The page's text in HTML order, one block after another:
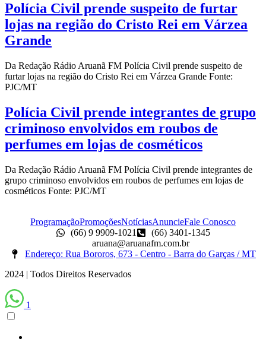
Polícia Civil prende suspeito de furtar
lojas na região do Cristo Rei em Várzea
Grande
Da Redação Rádio Aruanã FM Polícia Civil prende suspeito de
furtar lojas na região do Cristo Rei em Várzea Grande Fonte:
PJC/MT
Polícia Civil prende integrantes de grupo
criminoso envolvidos em roubos de
perfumes em lojas de cosméticos
Da Redação Rádio Aruanã FM Polícia Civil prende integrantes de
grupo criminoso envolvidos em roubos de perfumes em lojas de
cosméticos Fonte: PJC/MT
ProgramaçãoPromoçõesNotíciasAnuncieFale Conosco
(66) 9 9909-1021
(66) 3401-1345
aruana@aruanafm.com.br
Endereço: Rua Bororos, 673 - Centro - Barra do Garças / MT
2024 | Todos Direitos Reservados
1